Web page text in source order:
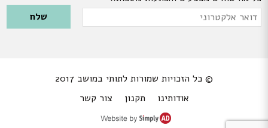
Please leave this field empty.
דואר
© כל הזכויות שמורות לתותי במושב 2017
אודותינו
תקנון צור קשר